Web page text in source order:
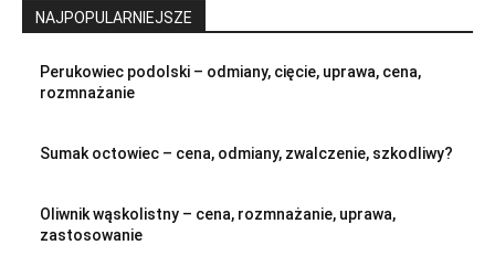
NAJPOPULARNIEJSZE
Perukowiec podolski – odmiany, cięcie, uprawa, cena,
rozmnażanie
Sumak octowiec – cena, odmiany, zwalczenie, szkodliwy?
Oliwnik wąskolistny – cena, rozmnażanie, uprawa,
zastosowanie